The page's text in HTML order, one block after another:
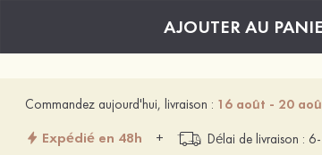
AJOUTER AU
Commandez aujourd'hui, livraison : 16 août - 20
Expédié en 48h + Délai de livraison :